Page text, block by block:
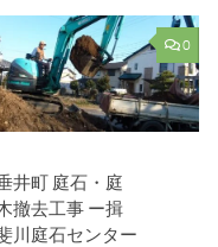
0
井町 庭石・庭
撤去工事 ー揖
川庭石センター